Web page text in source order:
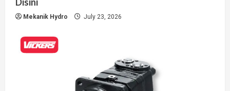
Mekanik Hydro July 23, 2026